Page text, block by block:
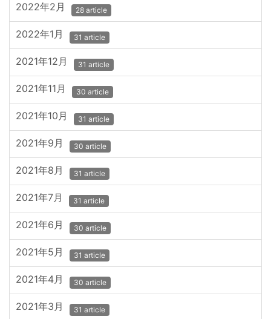
2022年2月 28 article
2022年1月 31 article
2021年12月 31 article
2021年11月 30 article
2021年10月 31 article
2021年9月 30 article
2021年8月 31 article
2021年7月 31 article
2021年6月 30 article
2021年5月 31 article
2021年4月 30 article
2021年3月 31 article